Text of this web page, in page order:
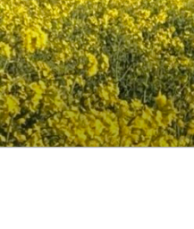
Aller
au
contenu
principal